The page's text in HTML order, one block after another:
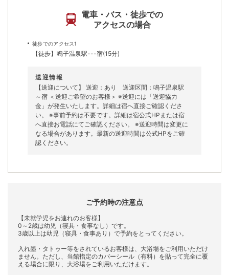
電車・バス・徒歩での
アクセスの場合
徒歩でのアクセス1
【徒歩】鳴子温泉駅---宿(15分)
送迎情報
【送迎について】 送迎：あり 送迎区間：鳴子温泉駅
～宿 ＜送迎ご希望のお客様＞ ※送迎には「送迎協力
金」が発生いたします。詳細は宿へ直接ご確認くださ
い。 ※事前予約は不要です。詳細は宿公式HPまたは宿
へ直接お電話にてご確認ください。 ※送迎時間は変更に
なる場合があります。最新の送迎時間は公式HPをご確
認ください。
ご予約時の注意点
【未就学児をお連れのお客様】
0～2歳は幼児（寝具・食事なし）です。
3歳以上は幼児（寝具・食事あり）で予約をとってください。
入れ墨・タトゥー等をされているお客様は、大浴場をご利用いただけ
ません。ただし、当館指定のカバーシール（有料）を貼って完全に覆
える場合に限り、大浴場をご利用いただけます。